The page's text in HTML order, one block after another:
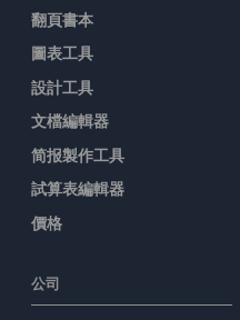
翻頁書本
圖表工具
設計工具
文檔編輯器
简报製作工具
試算表編輯器
價格
公司